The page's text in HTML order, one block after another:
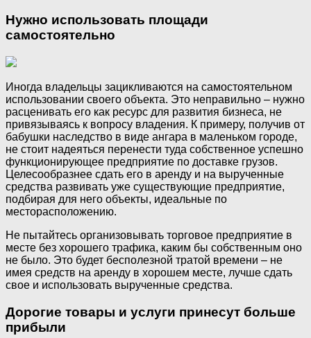
Нужно использовать площади
самостоятельно
Иногда владельцы зацикливаются на самостоятельном
использовании своего объекта. Это неправильно – нужно
расценивать его как ресурс для развития бизнеса, не
привязываясь к вопросу владения. К примеру, получив от
бабушки наследство в виде ангара в маленьком городе,
не стоит надеяться перенести туда собственное успешно
функционирующее предприятие по доставке грузов.
Целесообразнее сдать его в аренду и на вырученные
средства развивать уже существующие предприятие,
подбирая для него объекты, идеальные по
месторасположению.
Не пытайтесь организовывать торговое предприятие в
месте без хорошего трафика, каким бы собственным оно
не было. Это будет бесполезной тратой времени – не
имея средств на аренду в хорошем месте, лучше сдать
свое и использовать вырученные средства.
Дорогие товары и услуги принесут больше
прибыли